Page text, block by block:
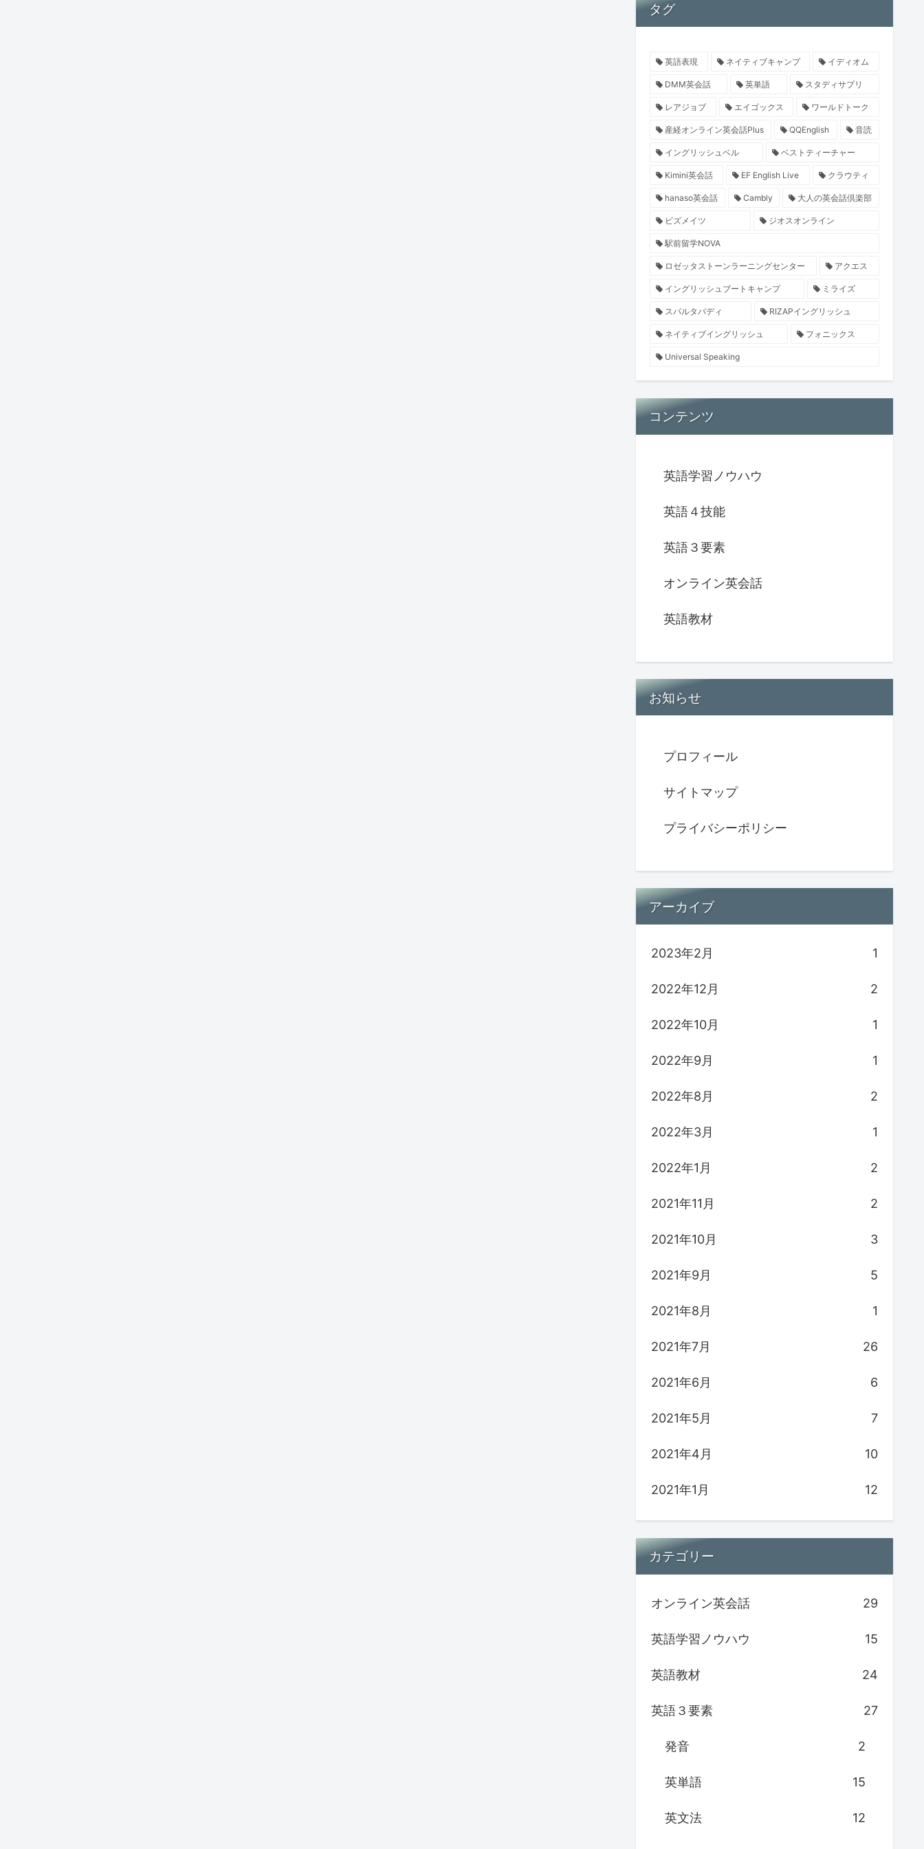
タグ
英語表現 ネイティブキャンプ イディオム
DMM英会話 英単語 スタディサプリ
レアジョブ エイゴックス ワールドトーク
産経オンライン英会話Plus QQEnglish 音読
イングリッシュベル ベストティーチャー
Kimini英会話 EF English Live クラウティ
hanaso英会話 Cambly 大人の英会話倶楽部
ビズメイツ ジオスオンライン
駅前留学NOVA
ロゼッタストーンラーニングセンター アクエス
イングリッシュブートキャンプ ミライズ
スパルタバディ RIZAPイングリッシュ
ネイティブイングリッシュ フォニックス
Universal Speaking
コンテンツ
英語学習ノウハウ
英語４技能
英語３要素
オンライン英会話
英語教材
お知らせ
プロフィール
サイトマップ
プライバシーポリシー
アーカイブ
2023年2月 1
2022年12月 2
2022年10月 1
2022年9月 1
2022年8月 2
2022年3月 1
2022年1月 2
2021年11月 2
2021年10月 3
2021年9月 5
2021年8月 1
2021年7月 26
2021年6月 6
2021年5月 7
2021年4月 10
2021年1月 12
カテゴリー
オンライン英会話 29
英語学習ノウハウ 15
英語教材 24
英語３要素 27
発音 2
英単語 15
英文法 12